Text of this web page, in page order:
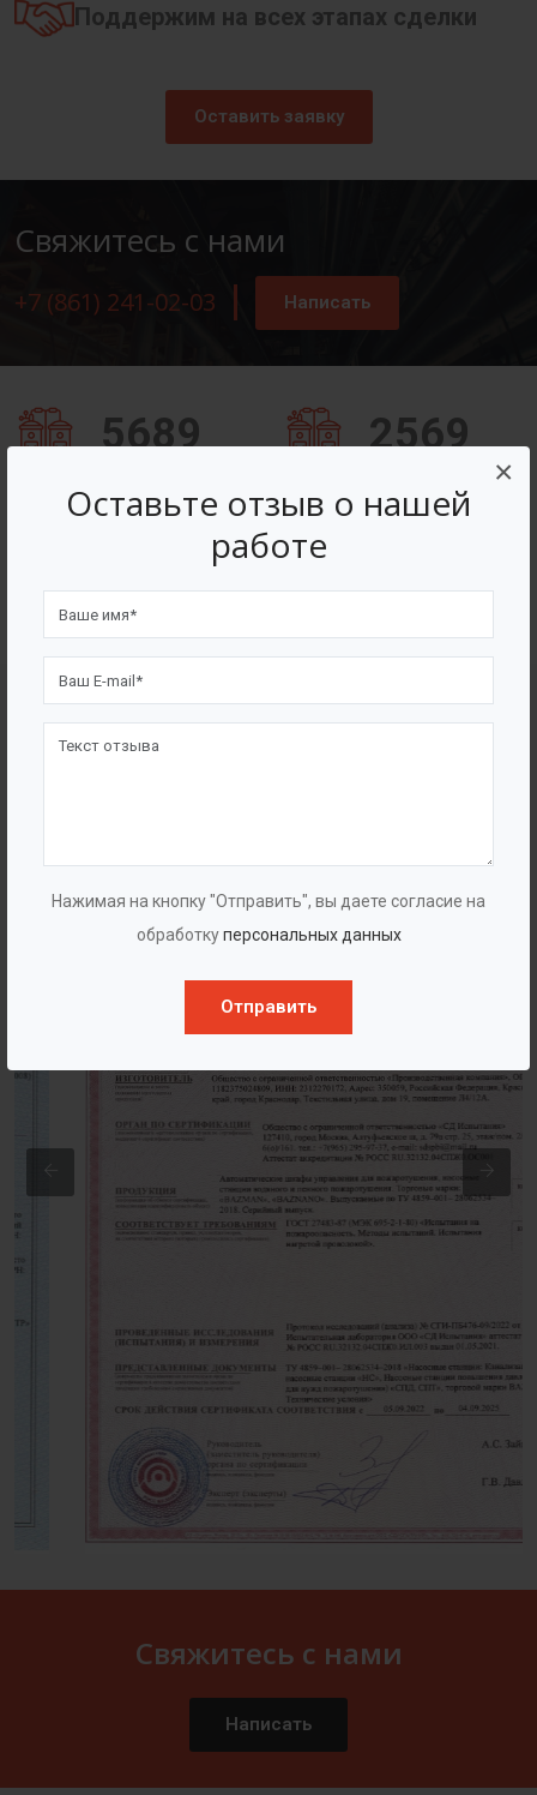
Оставьте отзыв о нашей
работе
Нажимая на кнопку "Отправить", вы даете согласие на
обработкуперсональных данных
Отправить
×
Поддержим на всех этапах сделки
Оставить заявку
Свяжитесь с нами
+7 (861) 241-02-03 Написать
5689 2569
Счастливых клиентов
Сертификаты
Свяжитесь с нами
Написать